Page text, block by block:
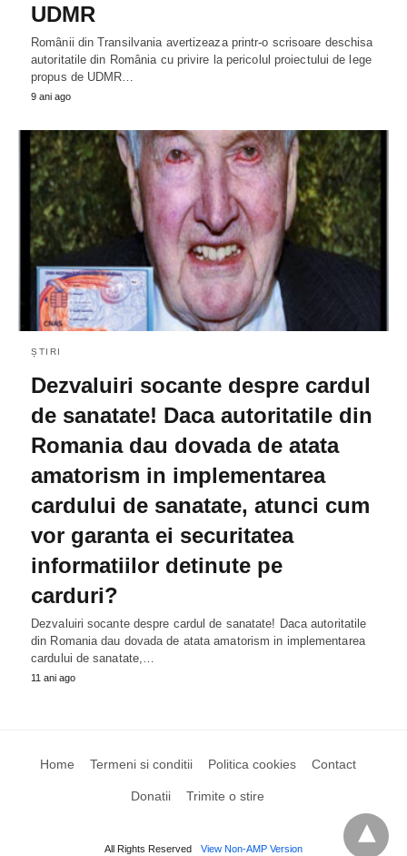
UDMR
Românii din Transilvania avertizeaza printr-o scrisoare deschisa
autoritatile din România cu privire la pericolul proiectului de lege
propus de UDMR…
9 ani ago
ȘTIRI
Dezvaluiri socante despre cardul
de sanatate! Daca autoritatile din
Romania dau dovada de atata
amatorism in implementarea
cardului de sanatate, atunci cum
vor garanta ei securitatea
informatiilor detinute pe
carduri?
Dezvaluiri socante despre cardul de sanatate! Daca autoritatile
din Romania dau dovada de atata amatorism in implementarea
cardului de sanatate,…
11 ani ago
Home Termeni si conditii Politica cookies Contact
Donatii Trimite o stire
All Rights Reserved View Non-AMP Version